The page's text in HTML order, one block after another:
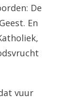
De
En
vuur